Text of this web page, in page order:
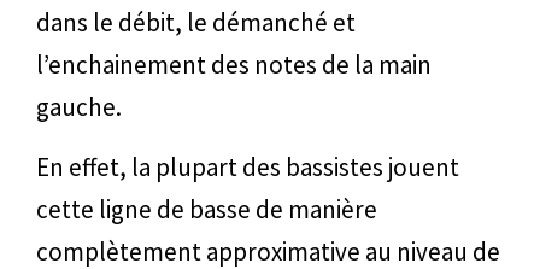
dans le débit, le démanché et
l’enchainement des notes de la main
gauche.
En effet, la plupart des bassistes jouent
cette ligne de basse de manière
complètement approximative au niveau de